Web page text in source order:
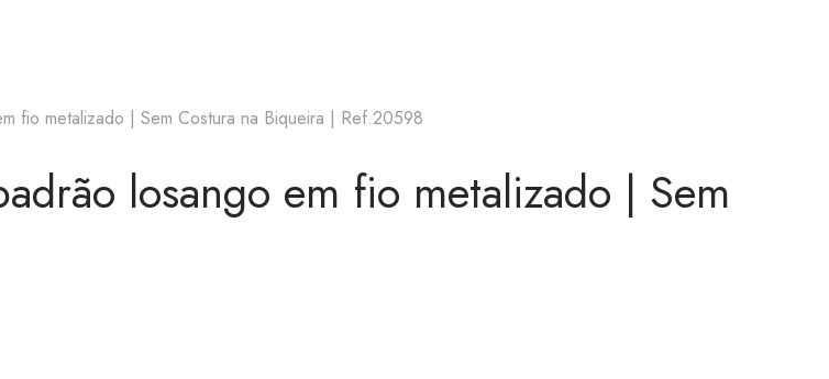
fio metalizado | Sem Costura na Biqueira | Ref.20598
losango em fio metalizado | Sem